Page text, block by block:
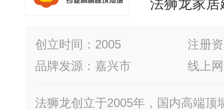
法狮龙家
创立时间：2005
注册
品牌发源：嘉兴市
线上
法狮龙创立于2005年，国内高端顶